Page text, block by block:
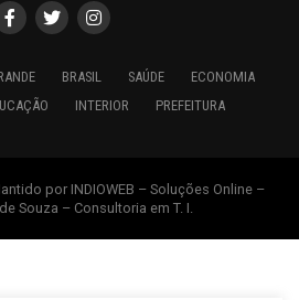
BRASIL SAÚDE
ECONOMIA
INTERIOR PREFEITURA
por INDIOWEB – Soluções Online –
Souza – Consultoria em T. I.